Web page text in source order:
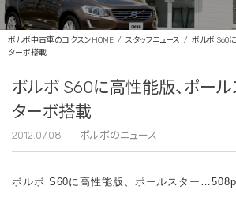
ボルボ中古車のコクスンHOME スタッフニュース
ボルボ S60
ターボ搭載
ボルボ S60に高性能版、ポー
ターボ搭載
2012.07.08 ボルボのニュース
ボルボ S60に高性能版、ポールスター